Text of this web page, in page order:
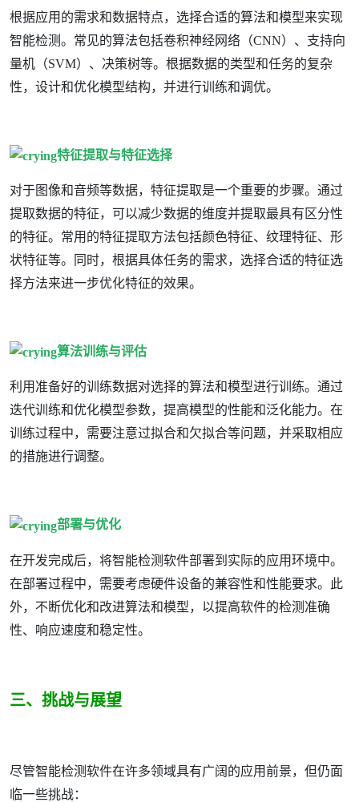
根据应用的需求和数据特点，选择合适的算法和模型来实现
智能检测。常见的算法包括卷积神经网络（CNN）、支持向
量机（SVM）、决策树等。根据数据的类型和任务的复杂
性，设计和优化模型结构，并进行训练和调优。
特征提取与特征选择
对于图像和音频等数据，特征提取是一个重要的步骤。通过
提取数据的特征，可以减少数据的维度并提取最具有区分性
的特征。常用的特征提取方法包括颜色特征、纹理特征、形
状特征等。同时，根据具体任务的需求，选择合适的特征选
择方法来进一步优化特征的效果。
算法训练与评估
利用准备好的训练数据对选择的算法和模型进行训练。通过
迭代训练和优化模型参数，提高模型的性能和泛化能力。在
训练过程中，需要注意过拟合和欠拟合等问题，并采取相应
的措施进行调整。
部署与优化
在开发完成后，将智能检测软件部署到实际的应用环境中。
在部署过程中，需要考虑硬件设备的兼容性和性能要求。此
外，不断优化和改进算法和模型，以提高软件的检测准确
性、响应速度和稳定性。
三、挑战与展望
尽管智能检测软件在许多领域具有广阔的应用前景，但仍面
临一些挑战：